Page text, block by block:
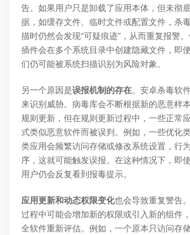
告。如果用户只是卸载了应用本体，但未彻
据，如缓存文件、临时文件或配置文件，杀
描时仍然会发现“可疑痕迹”，从而重复报警
插件会在多个系统目录中创建隐藏文件，即
们仍可能被系统扫描识别为风险对象。
另一个原因是误报机制的存在。安卓杀毒软
来识别威胁。病毒库会不断根据新的恶意样
规则更新，但在规则更新过程中，一些正常
式类似恶意软件而被误判。例如，一些优化
类应用会频繁访问存储或修改系统设置，行
序，这就可能触发误报。在这种情况下，即
用户仍会反复看到报毒提示。
应用更新和动态权限变化也会导致重复警告
过程中可能会增加新的权限或引入新的组件
全软件重新评估。例如，一个原本只访问存